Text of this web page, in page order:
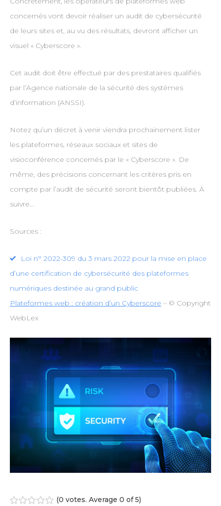
concernés vont devoir réaliser un audit de cybersécurité
de leurs sites et, au vu des résultats, devront afficher un
visuel « Cyberscore ».
Cet audit doit être effectué par des prestataires qualifiés
par l’Agence nationale de la sécurité des systèmes
d’information (ANSSI).
Notez qu’un décret à venir viendra prochainement lister
les plateformes, réseaux sociaux et sites de
visioconférence concernés par le « Cyberscore ». De
même, des précisions concernant les critères pris en
compte par l’audit de sécurité seront bientôt publiées. À
suivre…
Sources :
Loi n° 2022-309 du 3 mars 2022 pour la mise en place
d’une certification de cybersécurité des plateformes
numériques destinée au grand public
Plateformes web : création d’un Cyberscore – © Copyright
WebLex
(0 votes. Average 0 of 5)